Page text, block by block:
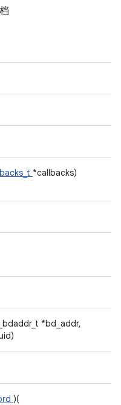
*callbacks)
*bd_addr,
)(